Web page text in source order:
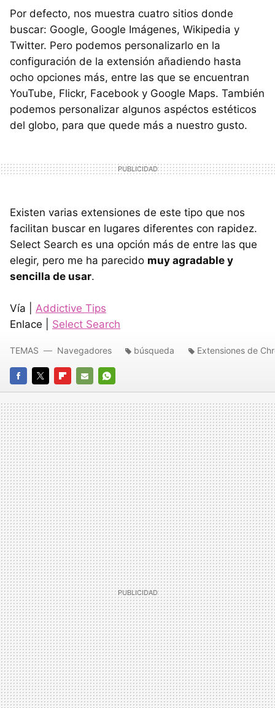
Por defecto, nos muestra cuatro sitios donde
buscar: Google, Google Imágenes, Wikipedia y
Twitter. Pero podemos personalizarlo en la
configuración de la extensión añadiendo hasta
ocho opciones más, entre las que se encuentran
YouTube, Flickr, Facebook y Google Maps. También
podemos personalizar algunos aspéctos estéticos
del globo, para que quede más a nuestro gusto.
Existen varias extensiones de este tipo que nos
facilitan buscar en lugares diferentes con rapidez.
Select Search es una opción más de entre las que
elegir, pero me ha parecido muy agradable y
sencilla de usar.
Vía | Addictive Tips
Enlace | Select Search
FACEBOOK
TWITTERFLIPBOARD
E-
MAIL
WHATSAPP
TEMAS Navegadores búsqueda Extensiones de